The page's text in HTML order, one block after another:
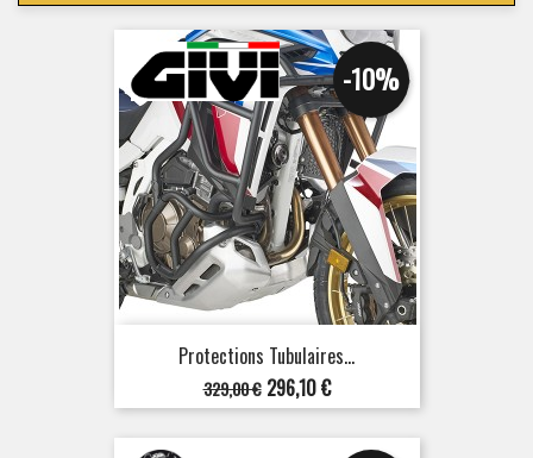
Protections Tubulaires...
Prix
de
base
329,00 €
-10%
Prix
296,10 €